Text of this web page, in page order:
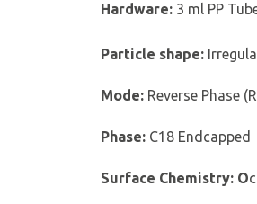
Hardware: 3 ml PP
Particle shape:
Mode: Reverse Phase
Phase: C18 Endcapped
Surface Chemistry: O